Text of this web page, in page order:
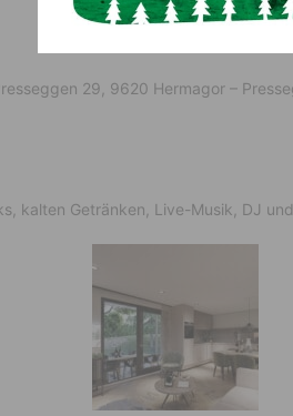
29, 9620 Hermagor –
kalten Getränken, Live-Musik, DJ